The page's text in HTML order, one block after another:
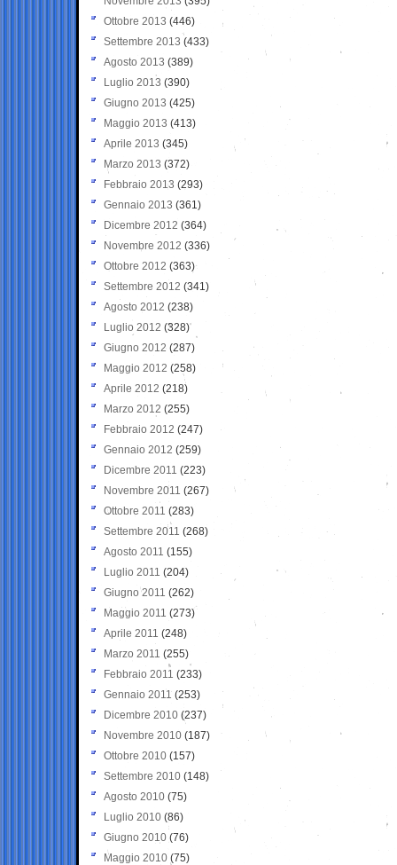
Ottobre 2013 (446)
Settembre 2013 (433)
Agosto 2013 (389)
Luglio 2013 (390)
Giugno 2013 (425)
Maggio 2013 (413)
Aprile 2013 (345)
Marzo 2013 (372)
Febbraio 2013 (293)
Gennaio 2013 (361)
Dicembre 2012 (364)
Novembre 2012 (336)
Ottobre 2012 (363)
Settembre 2012 (341)
Agosto 2012 (238)
Luglio 2012 (328)
Giugno 2012 (287)
Maggio 2012 (258)
Aprile 2012 (218)
Marzo 2012 (255)
Febbraio 2012 (247)
Gennaio 2012 (259)
Dicembre 2011 (223)
Novembre 2011 (267)
Ottobre 2011 (283)
Settembre 2011 (268)
Agosto 2011 (155)
Luglio 2011 (204)
Giugno 2011 (262)
Maggio 2011 (273)
Aprile 2011 (248)
Marzo 2011 (255)
Febbraio 2011 (233)
Gennaio 2011 (253)
Dicembre 2010 (237)
Novembre 2010 (187)
Ottobre 2010 (157)
Settembre 2010 (148)
Agosto 2010 (75)
Luglio 2010 (86)
Giugno 2010 (76)
Maggio 2010 (75)